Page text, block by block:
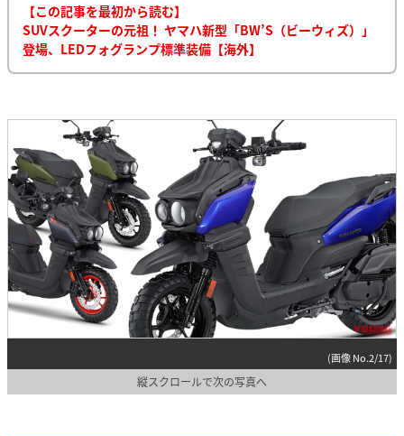
【この記事を最初から読む】
SUVスクーターの元祖！ ヤマハ新型「BW’S（ビーウィズ）」
登場、LEDフォグランプ標準装備【海外】
(画像 No.2/17)
縦スクロールで次の写真へ